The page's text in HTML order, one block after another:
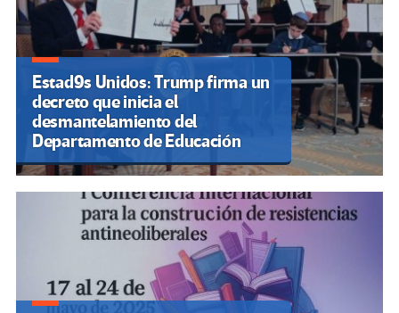
Estad9s Unidos: Trump firma un
decreto que inicia el
desmantelamiento del
Departamento de Educación